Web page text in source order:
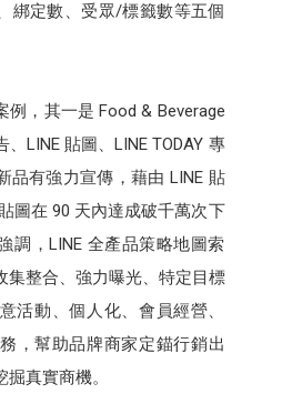
綁定數、受眾/標籤數等五個
例，其一是 Food & Beverage
LINE 貼圖、LINE TODAY 專
品有強力宣傳，藉由 LINE 貼
圖在 90 天內達成破千萬次下
調，LINE 全產品策略地圖索
集整合、強力曝光、特定目標
活動、個人化、會員經營、
，幫助品牌商家定錨行銷出
真實商機。